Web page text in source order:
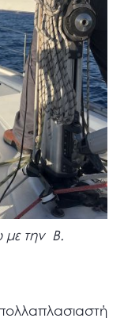
με την B.